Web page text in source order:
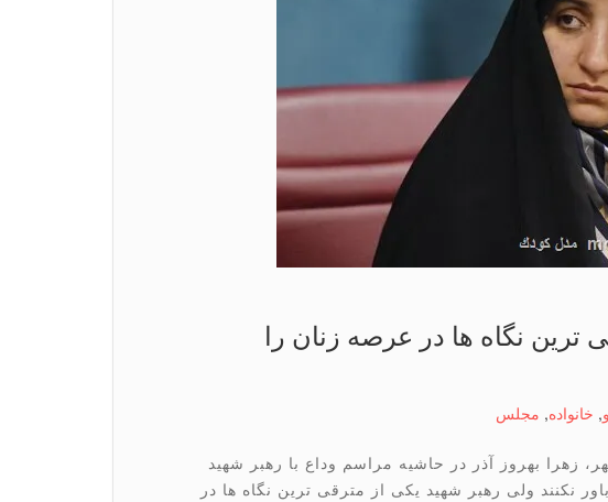
ترین نگاه ها در عرصه زنان را
, خانواده, مجلس
زهرا بهروز آذر در حاشیه مراسم وداع با رهبر شهید
نکنند ولی رهبر شهید یکی از مترقی ترین نگاه ها در